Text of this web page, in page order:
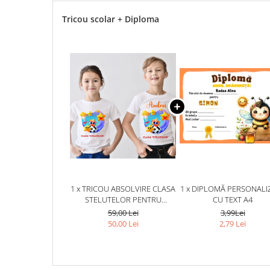
Tricou scolar + Diploma
1 x TRICOU ABSOLVIRE CLASA
STELUTELOR PENTRU
EDUCATOARE, ELEVI CLASA 4
SAU GRADINITA ABS10894
59,00 Lei
50,00 Lei
1 x DIPLOMĂ
CU TEXT A4
3,99Lei
2,79 Lei